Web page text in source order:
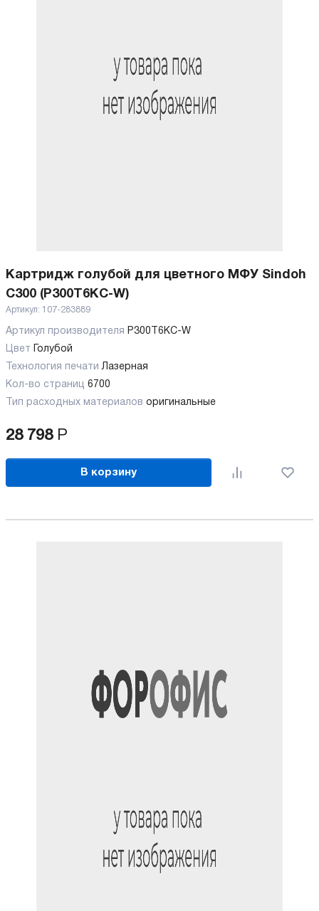
Картридж голубой для цветного МФУ Sindoh
C300 (P300T6KC-W)
Артикул: 107-283889
Артикул производителя
P300T6KC-W
Цвет
Голубой
Технология печатиЛазерная
Кол-во страниц 6700
Тип расходных материалов оригинальные
28 798 Р
В корзину